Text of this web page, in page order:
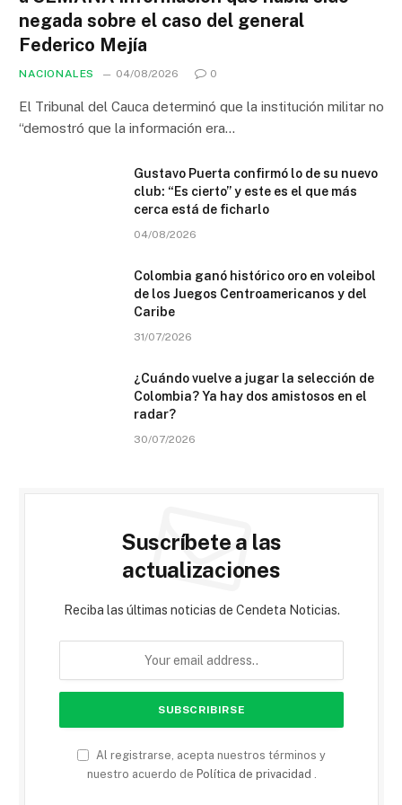
negada sobre el caso del general
Federico Mejía
NACIONALES 04/08/2026 0
El Tribunal del Cauca determinó que la institución militar no
“demostró que la información era…
Gustavo Puerta confirmó lo de su nuevo
club: “Es cierto” y este es el que más
cerca está de ficharlo
04/08/2026
Colombia ganó histórico oro en voleibol
de los Juegos Centroamericanos y del
Caribe
31/07/2026
¿Cuándo vuelve a jugar la selección de
Colombia? Ya hay dos amistosos en el
radar?
30/07/2026
Suscríbete a las
actualizaciones
Reciba las últimas noticias de Cendeta Noticias.
Al registrarse, acepta nuestros términos y
nuestro acuerdo de Política de privacidad